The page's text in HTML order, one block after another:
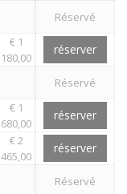
Réservé
€ 1
180,00
réserver
Réservé
€ 1
680,00
réserver
€ 2
465,00
réserver
Réservé